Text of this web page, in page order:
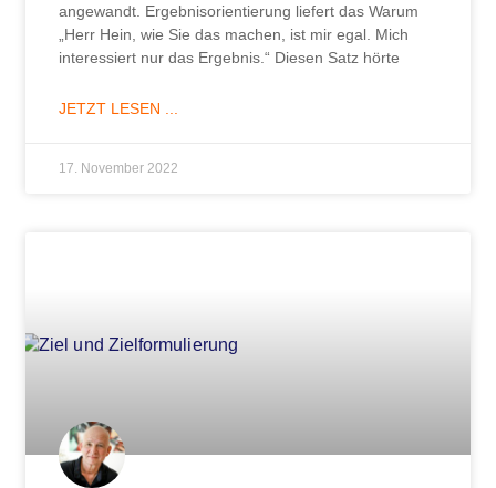
angewandt. Ergebnisorientierung liefert das Warum
„Herr Hein, wie Sie das machen, ist mir egal. Mich
interessiert nur das Ergebnis.“ Diesen Satz hörte
JETZT LESEN ...
17. November 2022